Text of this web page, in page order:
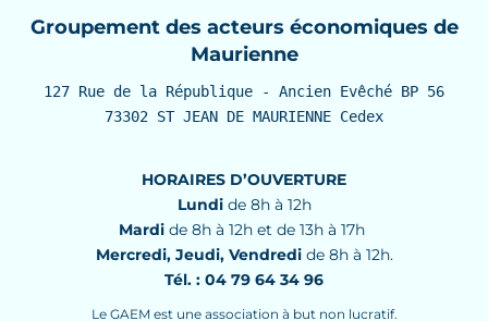
Groupement des acteurs économiques de
Maurienne
127 Rue de la République - Ancien Evêché BP 56
73302 ST JEAN DE MAURIENNE Cedex
HORAIRES D’OUVERTURE
Lundide 8h à 12h
Mardi de 8h à 12h et de 13h à 17h
Mercredi, Jeudi, Vendredide 8h à 12h.
Tél. : 04 79 64 34 96
Le GAEM est une association à but non lucratif.